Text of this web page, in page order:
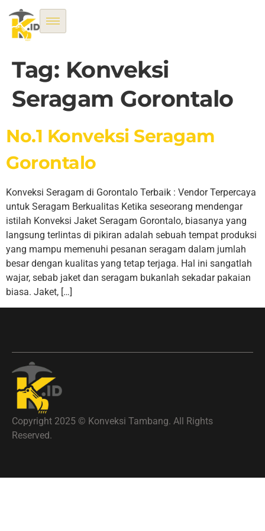
Tag: Konveksi
Seragam Gorontalo
No.1 Konveksi Seragam
Gorontalo
Konveksi Seragam di Gorontalo Terbaik : Vendor Terpercaya
untuk Seragam Berkualitas Ketika seseorang mendengar
istilah Konveksi Jaket Seragam Gorontalo, biasanya yang
langsung terlintas di pikiran adalah sebuah tempat produksi
yang mampu memenuhi pesanan seragam dalam jumlah
besar dengan kualitas yang tetap terjaga. Hal ini sangatlah
wajar, sebab jaket dan seragam bukanlah sekadar pakaian
biasa. Jaket, […]
Copyright 2025 © Konveksi Tambang. All Rights
Reserved.